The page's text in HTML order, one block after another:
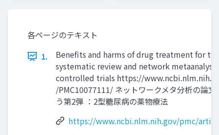
各ページのテキスト
1.
Benefits and harms of drug treatment for
systematic review and network
controlled trials https://
/PMC10077111/ ネットワークメタ分析の論
う第2弾 ：2型糖尿病の薬物療法
https://www.ncbi.nlm.nih.gov/pmc/